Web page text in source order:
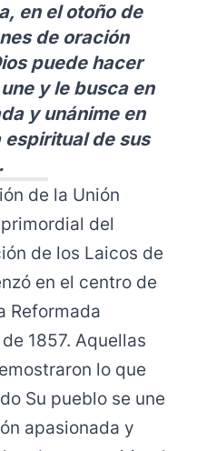
en el otoño de
de oración
puede hacer
y le busca en
y unánime en
de sus
de la Unión
del
de los Laicos de
en el centro de
Reformada
1857. Aquellas
lo que
Su pueblo se une
apasionada y